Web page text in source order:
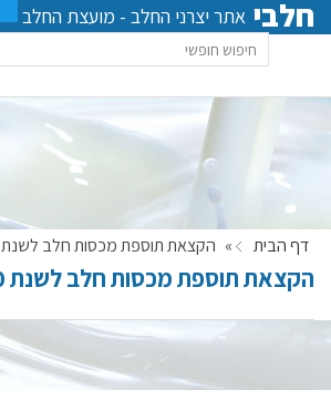
חלבי אתר יצרני החלב - מועצת החלב
דף הבית » הקצאת תוספת מכסות חלב לשנת 2010
הקצאת תוספת מכסות חלב לשנת 2010